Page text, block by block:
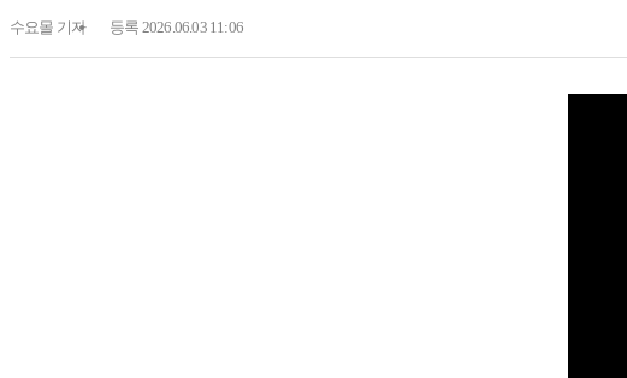
수요몰 기자 등록 2026.06.03 11:06